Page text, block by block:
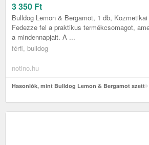
3 350 Ft
Bulldog Lemon & Bergamot, 1 db,
Fedezze fel a praktikus termékcsomagot,
a mindennapjait. A ...
férfi, bulldog
notino.hu
Hasonlók, mint Bulldog Lemon & Bergamot szett